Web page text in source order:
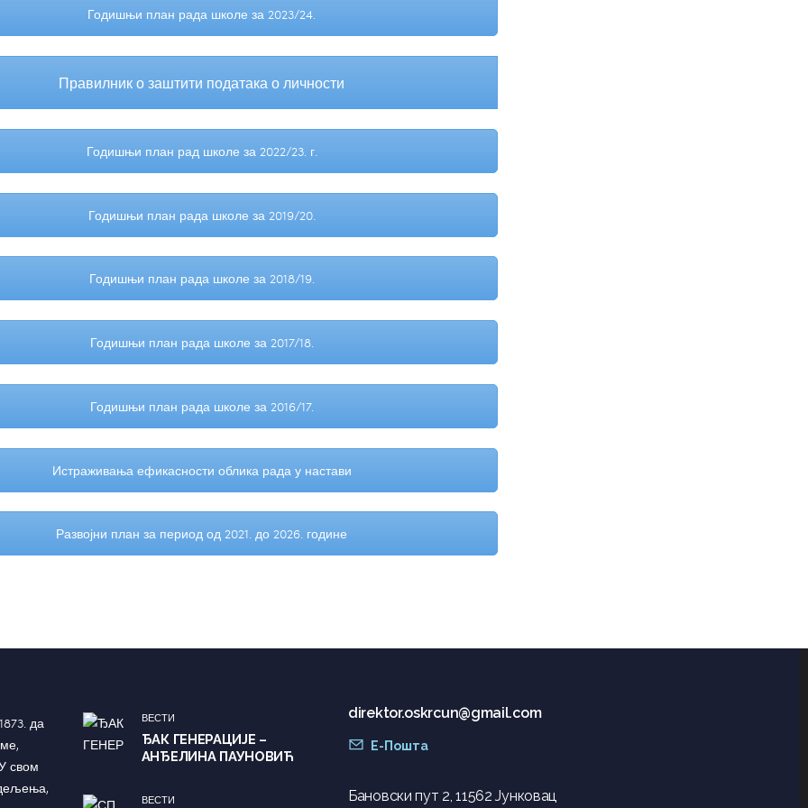
Годишњи план рада школе за 2023/24.
Правилник о заштити података о личности
Годишњи план рад школе за 2022/23. г.
Годишњи план рада школе за 2019/20.
Годишњи план рада школе за 2018/19.
Годишњи план рада школе за 2017/18.
Годишњи план рада школе за 2016/17.
Истраживања ефикасности облика рада у настави
Развојни план за период од 2021. до 2026. године
да
свом
ВЕСТИ
ЂАК ГЕНЕРАЦИЈЕ –
АНЂЕЛИНА ПАУНОВИЋ
ВЕСТИ
direktor.oskrcun@gmail.com
Е-Пошта
Бановски пут 2, 11562 Јунковац